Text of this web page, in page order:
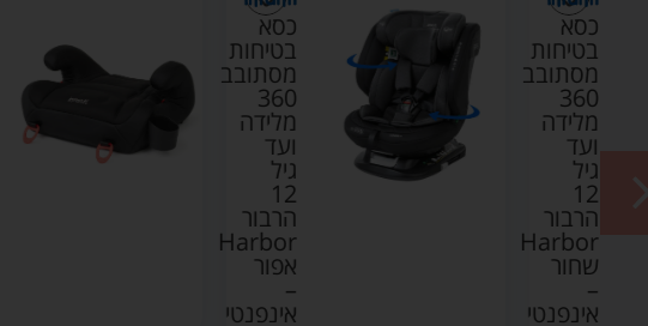
כסא
בטיחות
מסתובב
360
מלידה
ועד
גיל
LADA
כולל
איזופיקס
שחור
–